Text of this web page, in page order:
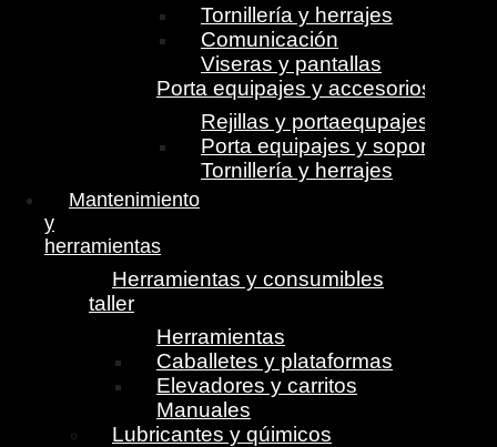
Tornillería y herrajes
Comunicación
Viseras y pantallas
Porta equipajes y accesorios
Rejillas y portaequpajes
Porta equipajes y soportes
Tornillería y herrajes
Mantenimiento
y
herramientas
Herramientas y consumibles
taller
Herramientas
Caballetes y plataformas
Elevadores y carritos
Manuales
Lubricantes y qúimicos